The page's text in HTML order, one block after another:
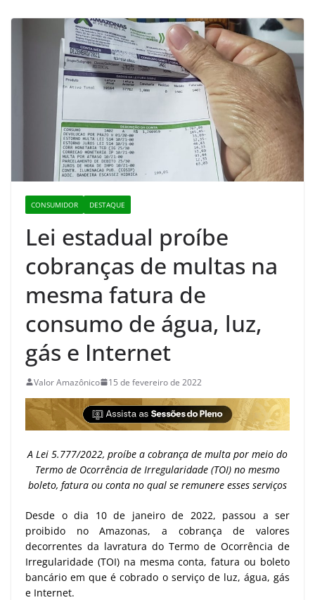
CONSUMIDOR DESTAQUE
Lei estadual proíbe
cobranças de multas na
mesma fatura de
consumo de água, luz,
gás e Internet
Valor Amazônico 15 de fevereiro de 2022
A Lei 5.777/2022, proíbe a cobrança de multa por meio do
Termo de Ocorrência de Irregularidade (TOI) no mesmo
boleto, fatura ou conta no qual se remunere esses serviços
Desde o dia 10 de janeiro de 2022, passou a ser
proibido no Amazonas, a cobrança de valores
decorrentes da lavratura do Termo de Ocorrência de
Irregularidade (TOI) na mesma conta, fatura ou boleto
bancário em que é cobrado o serviço de luz, água, gás
e Internet.